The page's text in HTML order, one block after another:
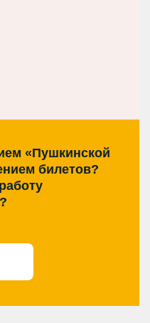
«Пушкинской
билетов?